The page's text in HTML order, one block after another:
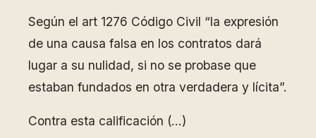
Según el art 1276 Código Civil “la expresión
de una causa falsa en los contratos dará
lugar a su nulidad, si no se probase que
estaban fundados en otra verdadera y lícita”.
Contra esta calificación (…)